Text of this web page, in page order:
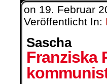
on 19. Februar
Veröffentlicht In:
Sascha
Franziska